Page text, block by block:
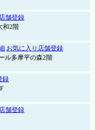
舗登録
和2階
お気に入り店舗登録
ル多摩平の森2階
録
舗登録